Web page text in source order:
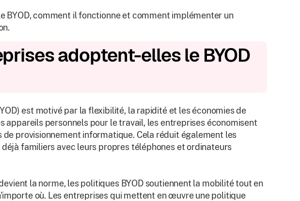
BYOD, comment il fonctionne et comment implémenter un
adoptent-elles le BYOD
est motivé par la flexibilité, la rapidité et les économies de
appareils personnels pour le travail, les entreprises économisent
provisionnement informatique. Cela réduit également les
familiers avec leurs propres téléphones et ordinateurs
la norme, les politiques BYOD soutiennent la mobilité tout en
où. Les entreprises qui mettent en œuvre une politique